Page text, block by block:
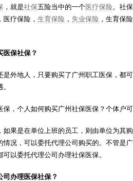
，就是社保五险当中的一个 医疗保险。社
，医疗保险， 生育保险 ， 失业保险 ，生育保
保社保？
地人，只要购买了广州职工医保，都可
个人如何购买广州社保医保？个体户可
是在单位上班的员工，则由单位为其购
情况，可以委托代理公司购买的。不管是
以委托代理公司办理社保医保。
司办理医保社保？